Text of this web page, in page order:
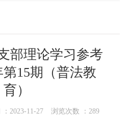
部理论学习参考
第15期（普法教
育）
2023-11-27 浏览次数 ： 289